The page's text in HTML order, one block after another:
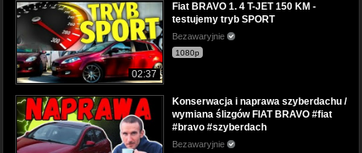
02:37
Fiat BRAVO 1. 4 T-JET 150 KM -
testujemy tryb SPORT
Bezawaryjnie
1080p
Konserwacja i naprawa szyberdachu /
wymiana ślizgów FIAT BRAVO #fiat
#bravo #szyberdach
Bezawaryjnie